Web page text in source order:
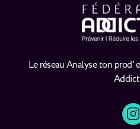
Le réseau Analyse ton prod'